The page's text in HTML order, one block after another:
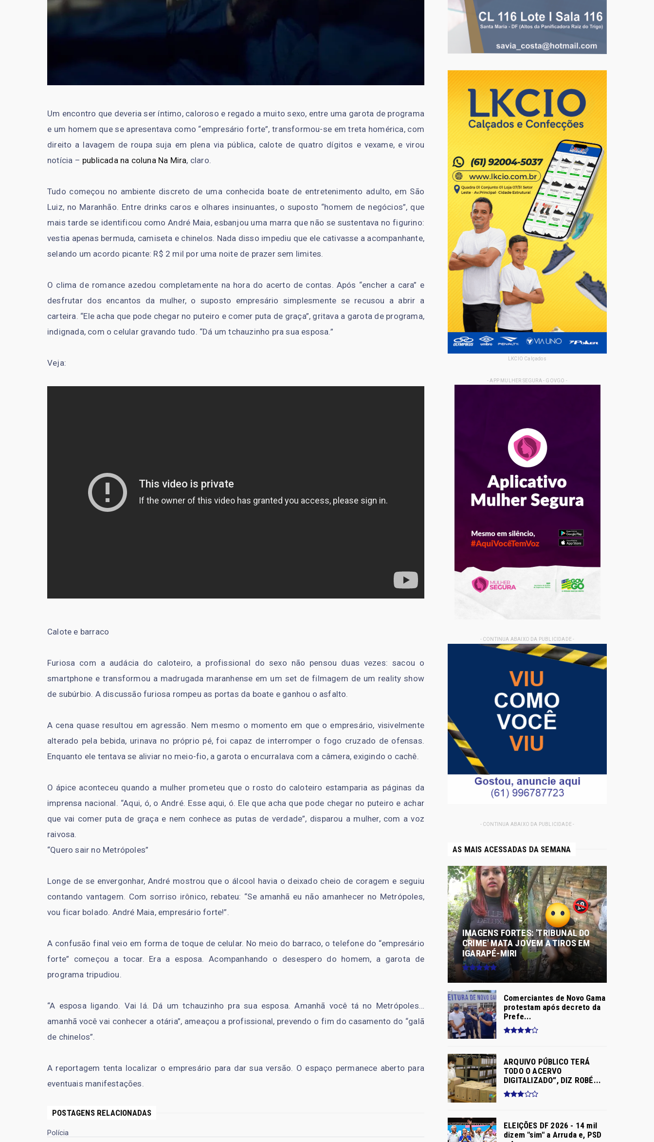
Um encontro que deveria ser íntimo, caloroso e regado a muito sexo, entre uma garota de programa
e um homem que se apresentava como “empresário forte”, transformou-se em treta homérica, com
direito a lavagem de roupa suja em plena via pública, calote de quatro dígitos e vexame, e virou
notícia – publicada na coluna Na Mira, claro.
Tudo começou no ambiente discreto de uma conhecida boate de entretenimento adulto, em São
Luiz, no Maranhão. Entre drinks caros e olhares insinuantes, o suposto “homem de negócios”, que
mais tarde se identificou como André Maia, esbanjou uma marra que não se sustentava no figurino:
vestia apenas bermuda, camiseta e chinelos. Nada disso impediu que ele cativasse a acompanhante,
selando um acordo picante: R$ 2 mil por uma noite de prazer sem limites.
O clima de romance azedou completamente na hora do acerto de contas. Após “encher a cara” e
desfrutar dos encantos da mulher, o suposto empresário simplesmente se recusou a abrir a
carteira. “Ele acha que pode chegar no puteiro e comer puta de graça”, gritava a garota de programa,
indignada, com o celular gravando tudo. “Dá um tchauzinho pra sua esposa.”
Veja:
Calote e barraco
Furiosa com a audácia do caloteiro, a profissional do sexo não pensou duas vezes: sacou o
smartphone e transformou a madrugada maranhense em um set de filmagem de um reality show
de subúrbio. A discussão furiosa rompeu as portas da boate e ganhou o asfalto.
A cena quase resultou em agressão. Nem mesmo o momento em que o empresário, visivelmente
alterado pela bebida, urinava no próprio pé, foi capaz de interromper o fogo cruzado de ofensas.
Enquanto ele tentava se aliviar no meio-fio, a garota o encurralava com a câmera, exigindo o cachê.
O ápice aconteceu quando a mulher prometeu que o rosto do caloteiro estamparia as páginas da
imprensa nacional. “Aqui, ó, o André. Esse aqui, ó. Ele que acha que pode chegar no puteiro e achar
que vai comer puta de graça e nem conhece as putas de verdade”, disparou a mulher, com a voz
raivosa.
“Quero sair no Metrópoles”
Longe de se envergonhar, André mostrou que o álcool havia o deixado cheio de coragem e seguiu
contando vantagem. Com sorriso irônico, rebateu: “Se amanhã eu não amanhecer no Metrópoles,
vou ficar bolado. André Maia, empresário forte!”.
A confusão final veio em forma de toque de celular. No meio do barraco, o telefone do “empresário
forte” começou a tocar. Era a esposa. Acompanhando o desespero do homem, a garota de
programa tripudiou.
“A esposa ligando. Vai lá. Dá um tchauzinho pra sua esposa. Amanhã você tá no Metrópoles…
amanhã você vai conhecer a otária”, ameaçou a profissional, prevendo o fim do casamento do “galã
de chinelos”.
A reportagem tenta localizar o empresário para dar sua versão. O espaço permanece aberto para
eventuais manifestações.
POSTAGENS RELACIONADAS
Polícia
LKCIO Calçados
- APP MULHER SEGURA - GOVGO -
- CONTINUA ABAIXO DA PUBLICIDADE -
- CONTINUA ABAIXO DA PUBLICIDADE -
AS MAIS ACESSADAS DA SEMANA
IMAGENS FORTES: 'TRIBUNAL DO
CRIME' MATA JOVEM A TIROS EM
IGARAPÉ-MIRI
Comerciantes de Novo Gama
protestam após decreto da
Prefe...
ARQUIVO PÚBLICO TERÁ
TODO O ACERVO
DIGITALIZADO”, DIZ ROBÉ...
ELEIÇÕES DF 2026 - 14 mil
dizem "sim" a Arruda e, PSD